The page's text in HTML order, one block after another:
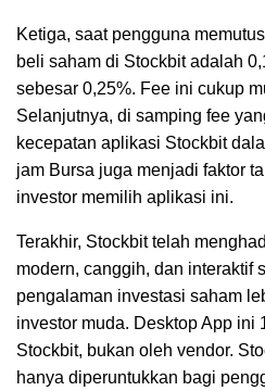
Ketiga, saat pengguna
beli saham di Stockbit adalah
sebesar 0,25%. Fee ini cukup
Selanjutnya, di samping fee
kecepatan aplikasi Stockbit
jam Bursa juga menjadi faktor
investor memilih aplikasi ini.
Terakhir, Stockbit telah
modern, canggih, dan interaktif
pengalaman investasi saham
investor muda. Desktop App ini
Stockbit, bukan oleh vendor.
hanya diperuntukkan bagi